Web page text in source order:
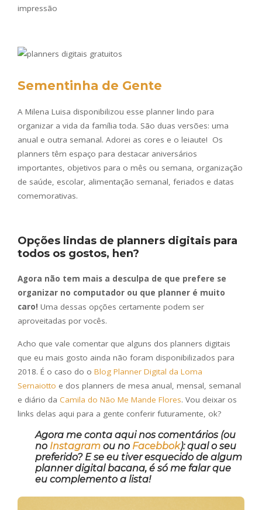
impressão
Sementinha de Gente
A Milena Luisa disponibilizou esse planner lindo para
organizar a vida da família toda. São duas versões: uma
anual e outra semanal. Adorei as cores e o leiaute! Os
planners têm espaço para destacar aniversários
importantes, objetivos para o mês ou semana, organização
de saúde, escolar, alimentação semanal, feriados e datas
comemorativas.
Opções lindas de planners digitais para
todos os gostos, hen?
Agora não tem mais a desculpa de que prefere se
organizar no computador ou que planner é muito
caro! Uma dessas opções certamente podem ser
aproveitadas por vocês.
Acho que vale comentar que alguns dos planners digitais
que eu mais gosto ainda não foram disponibilizados para
2018. É o caso do o Blog Planner Digital da Loma
Sernaiotto e dos planners de mesa anual, mensal, semanal
e diário da Camila do Não Me Mande Flores. Vou deixar os
links delas aqui para a gente conferir futuramente, ok?
Agora me conta aqui nos comentários (ou
no Instagram ou no Facebbok): qual o seu
preferido? E se eu tiver esquecido de algum
planner digital bacana, é só me falar que
eu complemento a lista!